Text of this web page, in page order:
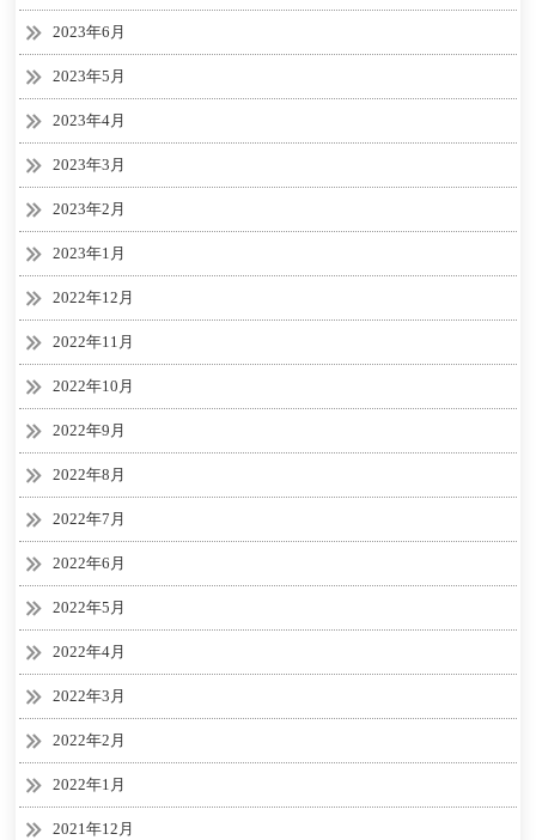
2023年6月
2023年5月
2023年4月
2023年3月
2023年2月
2023年1月
2022年12月
2022年11月
2022年10月
2022年9月
2022年8月
2022年7月
2022年6月
2022年5月
2022年4月
2022年3月
2022年2月
2022年1月
2021年12月